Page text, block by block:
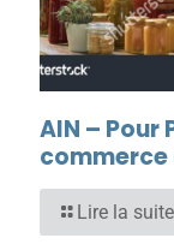
AIN – Pour
commerce
Lire la suite